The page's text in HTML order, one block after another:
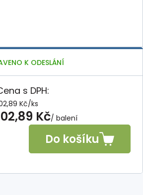
K ODESLÁNÍ
s DPH:
Kč/ks
Kč/ balení
Do košíku